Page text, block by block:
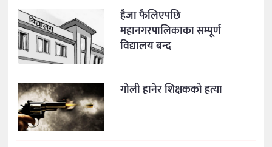
हैजा फैलिएपछि
महानगरपालिकाका सम्पूर्ण
विद्यालय बन्द
गोली हानेर शिक्षकको हत्या